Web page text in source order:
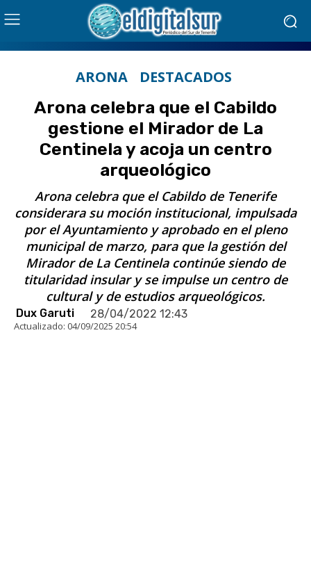
ARONA DESTACADOS
Arona celebra que el Cabildo
gestione el Mirador de La
Centinela y acoja un centro
arqueológico
Arona celebra que el Cabildo de Tenerife
considerara su moción institucional, impulsada
por el Ayuntamiento y aprobado en el pleno
municipal de marzo, para que la gestión del
Mirador de La Centinela continúe siendo de
titularidad insular y se impulse un centro de
cultural y de estudios arqueológicos.
Dux Garuti 28/04/2022 12:43
Actualizado: 04/09/2025 20:54